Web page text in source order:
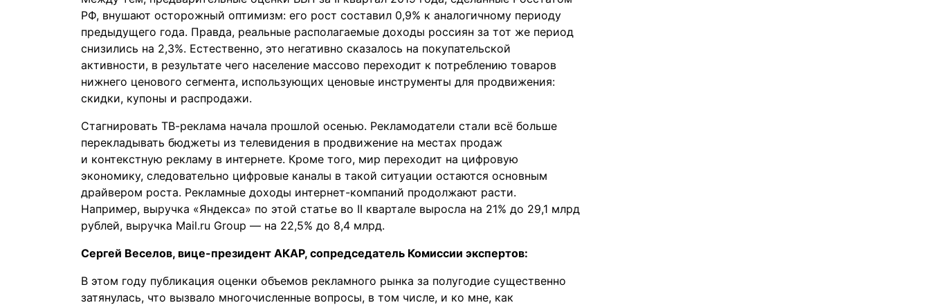
РФ, внушают осторожный оптимизм: его рост составил 0,9% к аналогичному периоду
предыдущего года. Правда, реальные располагаемые доходы россиян за тот же период
снизились на 2,3%. Естественно, это негативно сказалось на покупательской
активности, в результате чего население массово переходит к потреблению товаров
нижнего ценового сегмента, использующих ценовые инструменты для продвижения:
скидки, купоны и распродажи.
Стагнировать ТВ-реклама начала прошлой осенью. Рекламодатели стали всё больше
перекладывать бюджеты из телевидения в продвижение на местах продаж
и контекстную рекламу в интернете. Кроме того, мир переходит на цифровую
экономику, следовательно цифровые каналы в такой ситуации остаются основным
драйвером роста. Рекламные доходы интернет-компаний продолжают расти.
Например, выручка «Яндекса» по этой статье во II квартале выросла на 21% до 29,1 млрд
рублей, выручка Mail.ru Group — на 22,5% до 8,4 млрд.
Сергей Веселов, вице-президент АКАР, сопредседатель Комиссии экспертов:
В этом году публикация оценки объемов рекламного рынка за полугодие существенно
затянулась, что вызвало многочисленные вопросы, в том числе, и ко мне, как